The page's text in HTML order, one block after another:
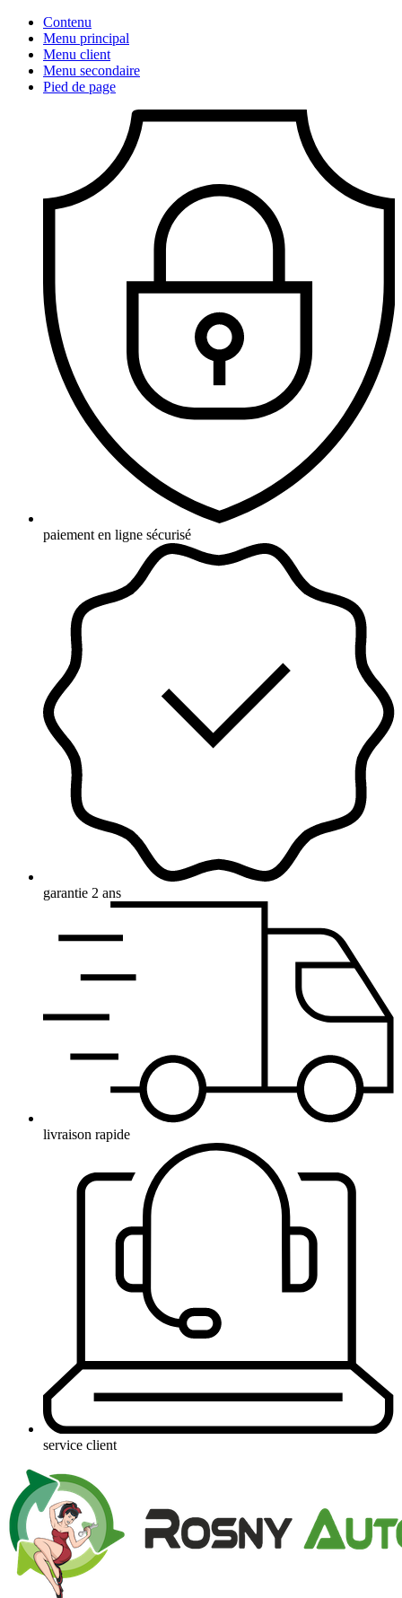
Contenu
Menu principal
Menu client
Menu secondaire
Pied de page
paiement en ligne sécurisé
garantie 2 ans
livraison rapide
service client